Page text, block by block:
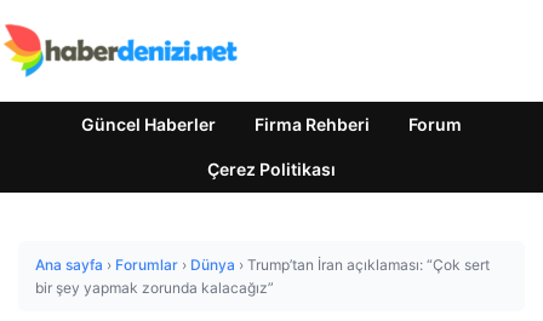
Güncel Haberler Firma Rehberi Forum
Çerez Politikası
Ana sayfa › Forumlar › Dünya › Trump’tan İran açıklaması: “Çok sert
bir şey yapmak zorunda kalacağız”